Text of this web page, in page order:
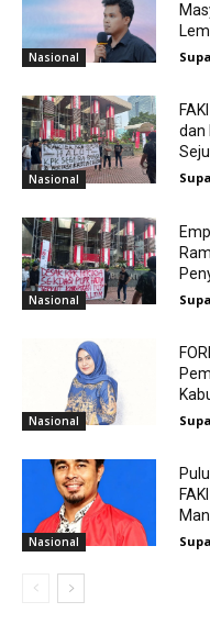
Nasional
Nasional
dan
Nasional
Nasional
Nasional